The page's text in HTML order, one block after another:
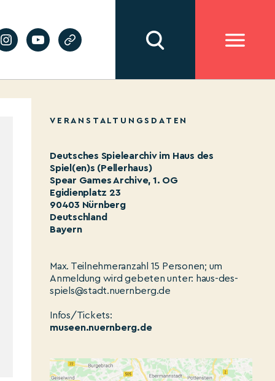
VERANSTALTUNGSDATEN
Deutsches Spielearchiv im Haus des
Spiel(en)s (Pellerhaus)
Spear Games Archive, 1. OG
Egidienplatz 23
90403 Nürnberg
Deutschland
Bayern
Max. Teilnehmeranzahl 15 Personen; um
Anmeldung wird gebeten unter: haus-des-
spiels@stadt.nuernberg.de
Infos/Tickets:
museen.nuernberg.de